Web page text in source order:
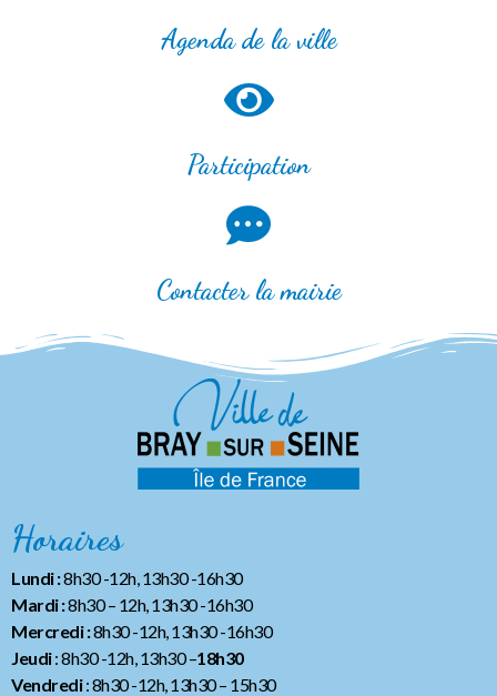
Agenda de la ville
Participation
Contacter la mairie
Horaires
Lundi :8h30 -12h, 13h30 -16h30
Mardi :8h30 – 12h, 13h30 -16h30
Mercredi :8h30 -12h, 13h30 -16h30
Jeudi: 8h30 -12h, 13h30 –18h30
Vendredi: 8h30 -12h, 13h30– 15h30